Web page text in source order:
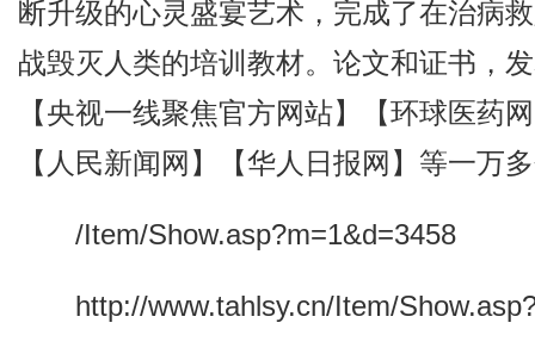
断升级的心灵盛宴艺术，完成了在治病
战毁灭人类的培训教材。论文和证书，
【央视一线聚焦官方网站】【环球医药
【人民新闻网】【华人日报网】等一万
/Item/Show.asp?m=1&d=3458
http://www.tahlsy.cn/Item/